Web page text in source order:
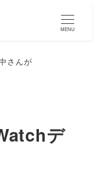
MENU
さんが
デ